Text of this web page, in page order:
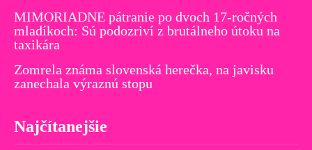
MIMORIADNE pátranie po dvoch 17-ročných
mladíkoch: Sú podozriví z brutálneho útoku na
taxikára
Zomrela známa slovenská herečka, na javisku
zanechala výraznú stopu
Najčítanejšie